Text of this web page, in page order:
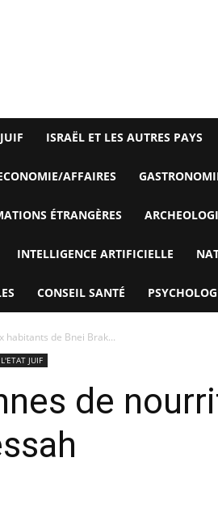
ISRAËL ET LES AUTRES PAYS
AFFAIRES
ÉTRANGÈRES
INTELLIGENCE ARTIFICIELLE
CONSEIL SANTÉ
habitants de Bnei Brak...
JUIF
de